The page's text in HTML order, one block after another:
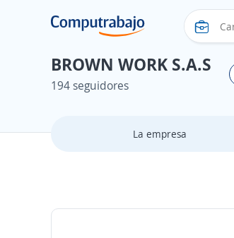
BROWN WORK S.A.S
194 seguidores
La empresa